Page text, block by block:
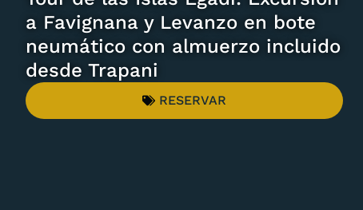
a Favignana y Levanzo en bote
neumático con almuerzo incluido
desde Trapani
RESERVAR